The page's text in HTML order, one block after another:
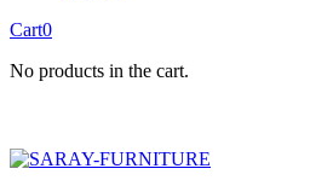
Cart0
No products in the cart.